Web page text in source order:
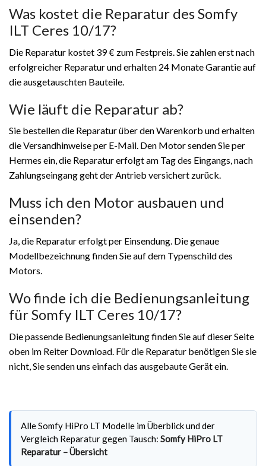
Was kostet die Reparatur des Somfy
ILT Ceres 10/17?
Die Reparatur kostet 39 € zum Festpreis. Sie zahlen erst nach
erfolgreicher Reparatur und erhalten 24 Monate Garantie auf
die ausgetauschten Bauteile.
Wie läuft die Reparatur ab?
Sie bestellen die Reparatur über den Warenkorb und erhalten
die Versandhinweise per E-Mail. Den Motor senden Sie per
Hermes ein, die Reparatur erfolgt am Tag des Eingangs, nach
Zahlungseingang geht der Antrieb versichert zurück.
Muss ich den Motor ausbauen und
einsenden?
Ja, die Reparatur erfolgt per Einsendung. Die genaue
Modellbezeichnung finden Sie auf dem Typenschild des
Motors.
Wo finde ich die Bedienungsanleitung
für Somfy ILT Ceres 10/17?
Die passende Bedienungsanleitung finden Sie auf dieser Seite
oben im Reiter Download. Für die Reparatur benötigen Sie sie
nicht, Sie senden uns einfach das ausgebaute Gerät ein.
Alle Somfy HiPro LT Modelle im Überblick und der
Vergleich Reparatur gegen Tausch: Somfy HiPro LT
Reparatur – Übersicht